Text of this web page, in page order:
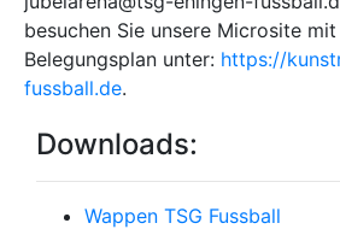
besuchen Sie unsere Microsite
Belegungsplan unter: https://
fussball.de.
Downloads:
Wappen TSG Fussball